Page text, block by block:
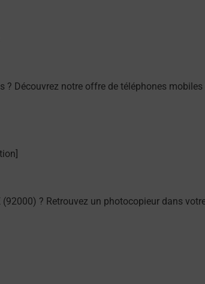
Découvrez notre offre de téléphones
? Retrouvez un photocopieur dans